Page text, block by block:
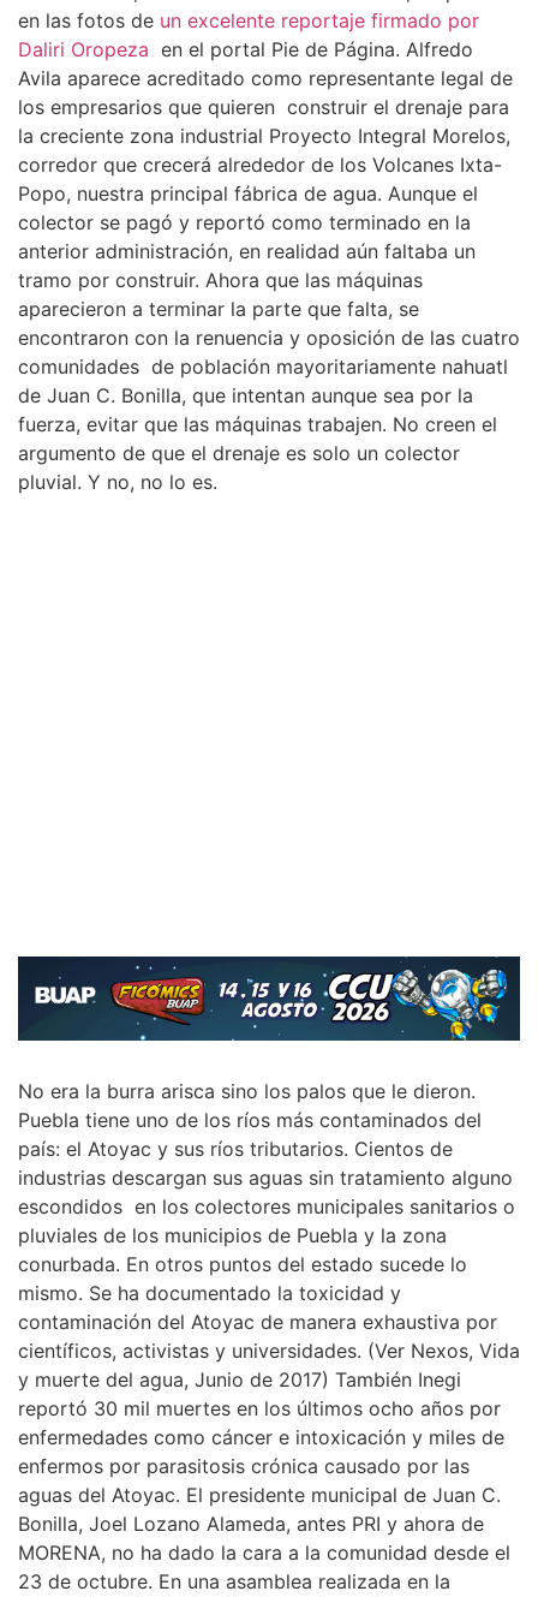
en las fotos de un excelente reportaje firmado por
Daliri Oropeza en el portal Pie de Página. Alfredo
Avila aparece acreditado como representante legal de
los empresarios que quieren construir el drenaje para
la creciente zona industrial Proyecto Integral Morelos,
corredor que crecerá alrededor de los Volcanes Ixta-
Popo, nuestra principal fábrica de agua. Aunque el
colector se pagó y reportó como terminado en la
anterior administración, en realidad aún faltaba un
tramo por construir. Ahora que las máquinas
aparecieron a terminar la parte que falta, se
encontraron con la renuencia y oposición de las cuatro
comunidades de población mayoritariamente nahuatl
de Juan C. Bonilla, que intentan aunque sea por la
fuerza, evitar que las máquinas trabajen. No creen el
argumento de que el drenaje es solo un colector
pluvial. Y no, no lo es.
No era la burra arisca sino los palos que le dieron.
Puebla tiene uno de los ríos más contaminados del
país: el Atoyac y sus ríos tributarios. Cientos de
industrias descargan sus aguas sin tratamiento alguno
escondidos en los colectores municipales sanitarios o
pluviales de los municipios de Puebla y la zona
conurbada. En otros puntos del estado sucede lo
mismo. Se ha documentado la toxicidad y
contaminación del Atoyac de manera exhaustiva por
científicos, activistas y universidades. (Ver Nexos, Vida
y muerte del agua, Junio de 2017) También Inegi
reportó 30 mil muertes en los últimos ocho años por
enfermedades como cáncer e intoxicación y miles de
enfermos por parasitosis crónica causado por las
aguas del Atoyac. El presidente municipal de Juan C.
Bonilla, Joel Lozano Alameda, antes PRI y ahora de
MORENA, no ha dado la cara a la comunidad desde el
23 de octubre. En una asamblea realizada en la